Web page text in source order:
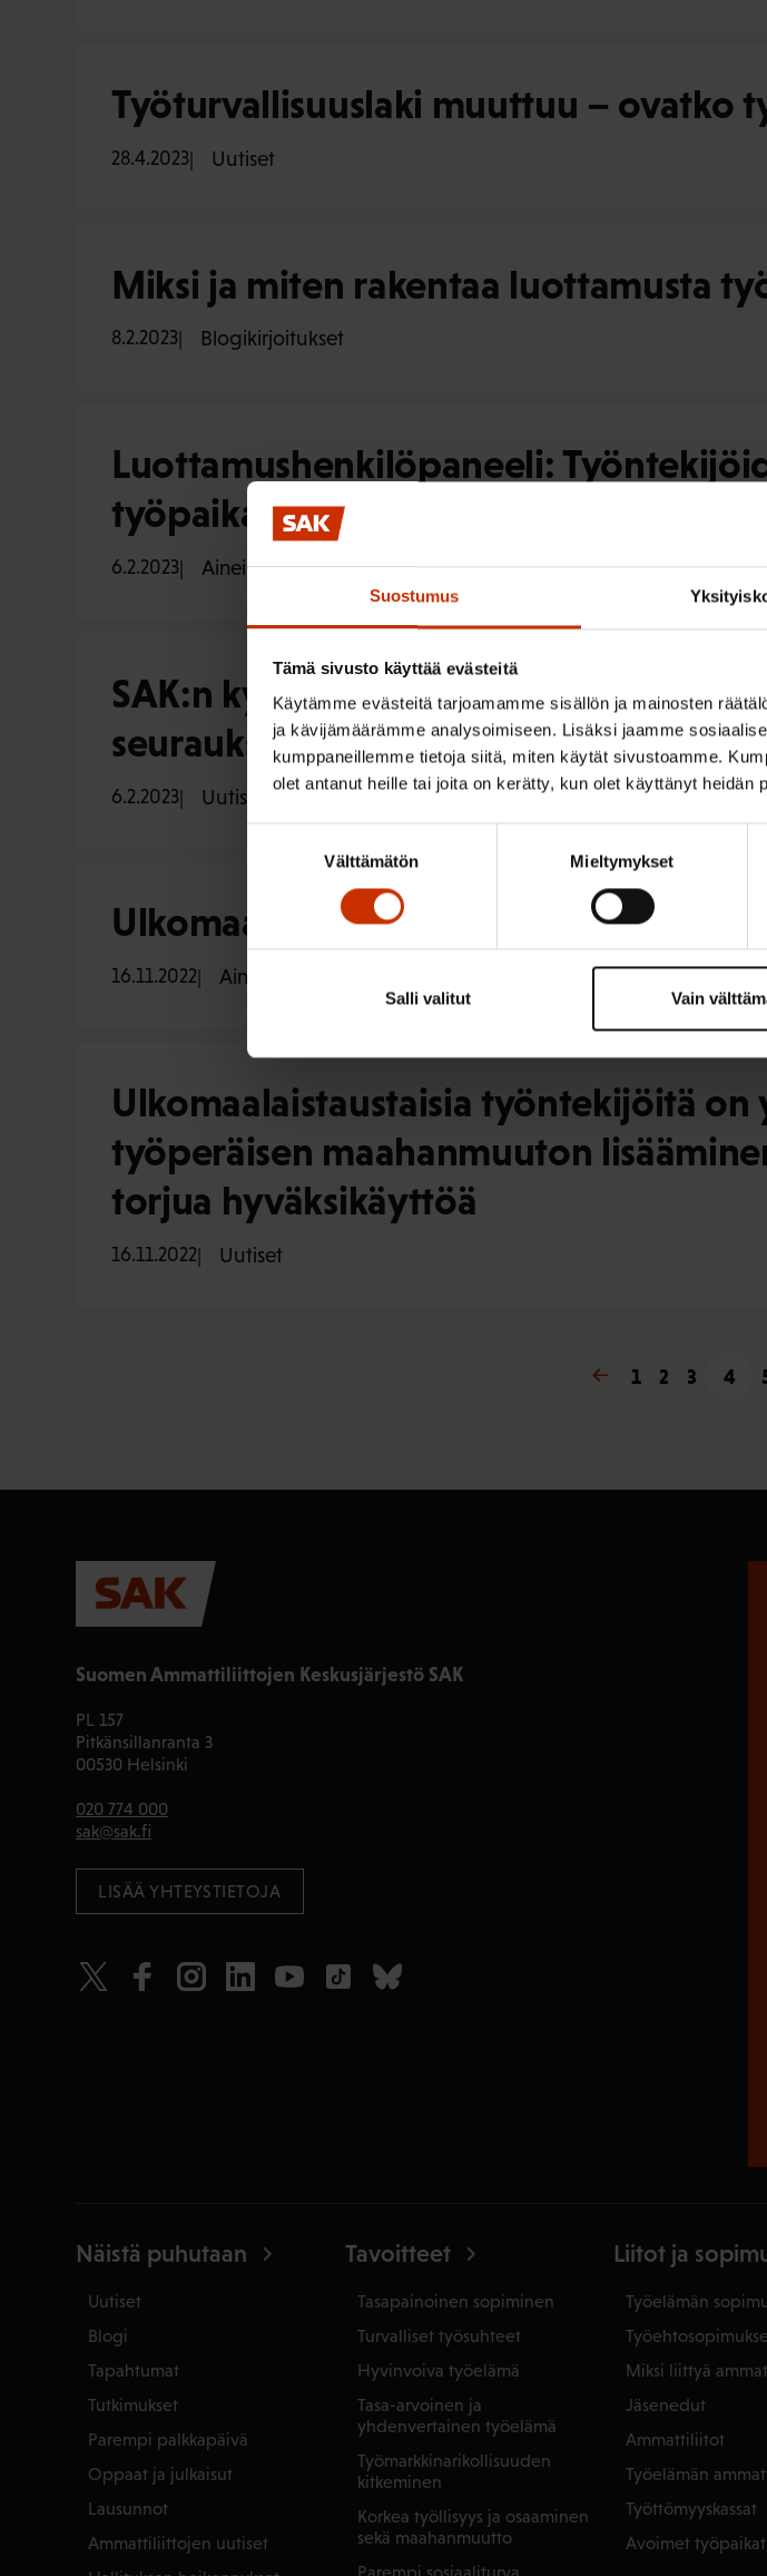
Suostumus
Tämä sivusto käyttää evästeitä
Käytämme evästeitä tarjoamamme sisällön ja mainosten
ja kävijämäärämme analysoimiseen. Lisäksi jaamme
kumppaneillemme tietoja siitä, miten käytät sivustoamme.
olet antanut heille tai joita on kerätty, kun olet käyttänyt heidän
Välttämätön Mieltymykset
Vain
Salli valitut
Työturvallisuuslaki muuttuu – ovatko
28.4.2023 Uutiset
Miksi ja miten rakentaa luottamusta
8.2.2023 Blogikirjoitukset
Luottamushenkilöpaneeli:
työpaikan taloustilanne
6.2.2023 Aineistot
SAK:n kysely: Johdon luottamus
seuraukset näkyvät
6.2.2023 Uutiset
Ulkomaalaistaustaiset työntekijät
16.11.2022 Aineistot
Ulkomaalaistaustaisia työntekijöitä
työperäisen maahanmuuton
torjua hyväksikäyttöä
16.11.2022 Uutiset
« Edellinen
1 2 3 4
Suomen Ammattiliittojen Keskusjärjestö SAK
PL 157
Pitkänsillanranta 3
00530 Helsinki
020 774 000
sak@sak.fi
LISÄÄ YHTEYSTIETOJA
Näistä puhutaan
Uutiset
Blogi
Tapahtumat
Tutkimukset
Parempi palkkapäivä
Oppaat ja julkaisut
Lausunnot
Ammattiliittojen uutiset
Tavoitteet
Tasapainoinen sopiminen
Turvalliset työsuhteet
Hyvinvoiva työelämä
Tasa-arvoinen ja
yhdenvertainen työelämä
Työmarkkinarikollisuuden
kitkeminen
Korkea työllisyys ja osaaminen
sekä maahanmuutto
Liitot ja
Työelämän
Miksi liittyä
Jäsenedut
Ammattiliitot
Työelämän
Työttömyyskassat
Avoimet työpaikat